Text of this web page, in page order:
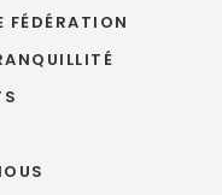
FÉDÉRATION